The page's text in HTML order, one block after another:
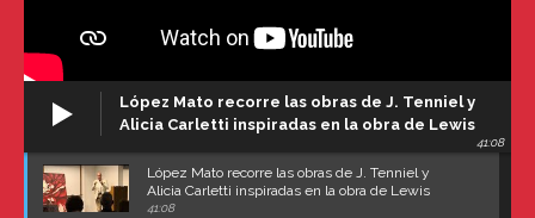
López Mato recorre las obras de J. Tenniel y
Alicia Carletti inspiradas en la obra de Lewis
41:08
López Mato recorre las obras de J. Tenniel y
Alicia Carletti inspiradas en la obra de Lewis
Carroll
41:08